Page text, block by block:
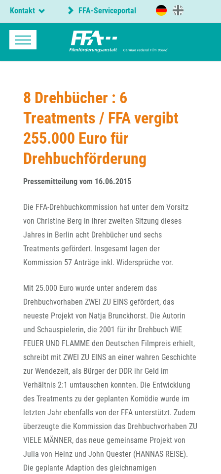
Kontakt FFA-Serviceportal
8 Drehbücher : 6
Treatments / FFA vergibt
255.000 Euro für
Drehbuchförderung
Pressemitteilung vom 16.06.2015
Die FFA-Drehbuchkommission hat unter dem Vorsitz
von Christine Berg in ihrer zweiten Sitzung dieses
Jahres in Berlin acht Drehbücher und sechs
Treatments gefördert. Insgesamt lagen der
Kommission 57 Anträge inkl. Widersprüche vor.
Mit 25.000 Euro wurde unter anderem das
Drehbuchvorhaben ZWEI ZU EINS gefördert, das
neueste Projekt von Natja Brunckhorst. Die Autorin
und Schauspielerin, die 2001 für ihr Drehbuch WIE
FEUER UND FLAMME den Deutschen Filmpreis erhielt,
schreibt mit ZWEI ZU EINS an einer wahren Geschichte
zur Wendezeit, als Bürger der DDR ihr Geld im
Verhältnis 2:1 umtauschen konnten. Die Entwicklung
des Treatments zu der geplanten Komödie wurde im
letzten Jahr ebenfalls von der FFA unterstützt. Zudem
überzeugte die Kommission das Drehbuchvorhaben ZU
VIELE MÄNNER, das neue gemeinsame Projekt von
Julia von Heinz und John Quester (HANNAS REISE).
Die geplante Adaption des gleichnamigen